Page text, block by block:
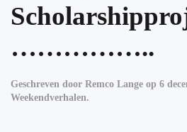
……………..
Geschreven door Remco Lange op 6
Weekendverhalen.